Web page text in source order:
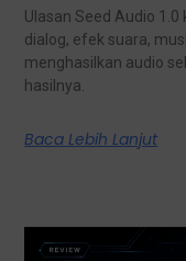
Ulasan Seed Audio
dialog, efek suara,
menghasilkan audio
hasilnya.
Baca Lebih Lanjut